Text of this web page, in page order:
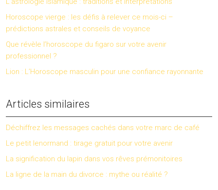
Horoscope vierge : les défis à relever ce mois-ci –
prédictions astrales et conseils de voyance
Que révèle l’horoscope du figaro sur votre avenir
professionnel ?
Lion : L’Horoscope masculin pour une confiance rayonnante
Articles similaires
Déchiffrez les messages cachés dans votre marc de café
Le petit lenormand : tirage gratuit pour votre avenir
La signification du lapin dans vos rêves prémonitoires
La ligne de la main du divorce : mythe ou réalité ?